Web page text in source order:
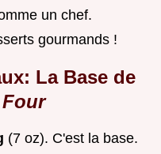
un chef.
gourmands !
La Base de
(7 oz). C'est la base.